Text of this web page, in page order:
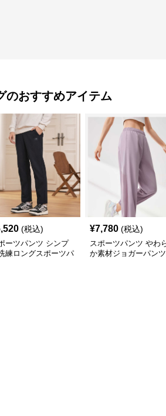
のおすすめアイテム
(税込)
ーツパンツ シンプ
練ロングスポーツパ
¥7,780 (税込)
スポーツパンツ やわ
か素材ジョガーパンツ